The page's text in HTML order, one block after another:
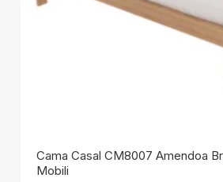
Cama Casal CM8007 Amendoa
Mobili